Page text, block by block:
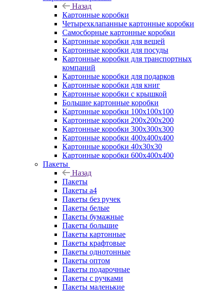
Назад
Картонные коробки
Четырехклапанные картонные коробки
Самосборные картонные коробки
Картонные коробки для вещей
Картонные коробки для посуды
Картонные коробки для транспортных
компаний
Картонные коробки для подарков
Картонные коробки для книг
Картонные коробки с крышкой
Большие картонные коробки
Картонные коробки 100x100x100
Картонные коробки 200x200x200
Картонные коробки 300x300x300
Картонные коробки 400x400x400
Картонные коробки 40x30x30
Картонные коробки 600x400x400
Пакеты
Назад
Пакеты
Пакеты а4
Пакеты без ручек
Пакеты белые
Пакеты бумажные
Пакеты большие
Пакеты картонные
Пакеты крафтовые
Пакеты однотонные
Пакеты оптом
Пакеты подарочные
Пакеты с ручками
Пакеты маленькие